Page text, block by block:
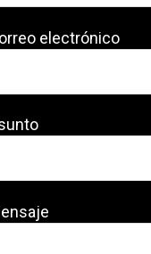
electrónico